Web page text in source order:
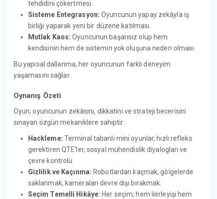
tehdidini çökertmesi.
Sisteme Entegrasyon: Oyuncunun yapay zekâyla iş
birliği yaparak yeni bir düzene katılması.
Mutlak Kaos: Oyuncunun başarısız olup hem
kendisinin hem de sistemin yok oluşuna neden olması.
Bu yapısal dallanma, her oyuncunun farklı deneyim
yaşamasını sağlar.
Oynanış Özeti
Oyun; oyuncunun zekâsını, dikkatini ve strateji becerisini
sınayan özgün mekaniklere sahiptir:
Hackleme: Terminal tabanlı mini oyunlar, hızlı refleks
gerektiren QTE’ler, sosyal mühendislik diyalogları ve
çevre kontrolü.
Gizlilik ve Kaçınma: Robotlardan kaçmak, gölgelerde
saklanmak, kameraları devre dışı bırakmak.
Seçim Temelli Hikâye: Her seçim; hem ilerleyişi hem